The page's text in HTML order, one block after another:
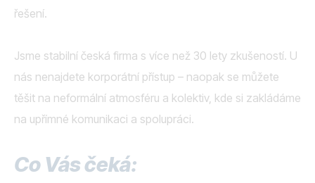
řešení.
Jsme stabilní česká firma s více než 30 lety zkušeností. U
nás nenajdete korporátní přístup – naopak se můžete
těšit na neformální atmosféru a kolektiv, kde si zakládáme
na upřímné komunikaci a spolupráci.
Co Vás čeká: